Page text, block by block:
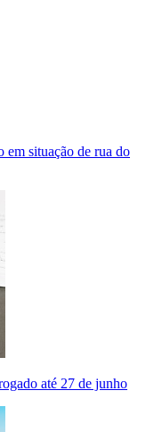
em situação de rua do
até 27 de junho